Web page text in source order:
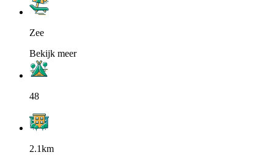
Zee
Bekijk meer
48
2.1km